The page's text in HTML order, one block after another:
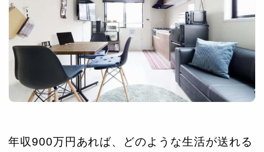
年収900万円あれば、どのような生活が送れる